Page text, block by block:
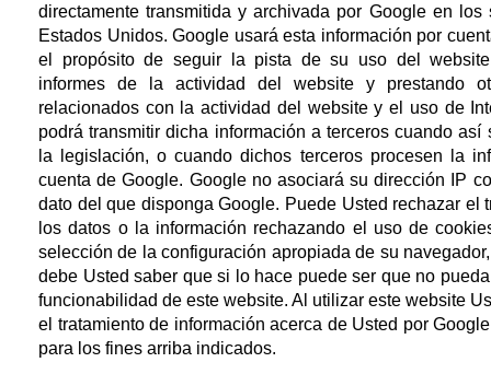
directamente transmitida y archivada por Google en los
Estados Unidos. Google usará esta información por
el propósito de seguir la pista de su uso del
informes de la actividad del website y prestando
relacionados con la actividad del website y el uso de
podrá transmitir dicha información a terceros cuando así
la legislación, o cuando dichos terceros procesen la
cuenta de Google. Google no asociará su dirección IP
dato del que disponga Google. Puede Usted rechazar el
los datos o la información rechazando el uso de
selección de la configuración apropiada de su
debe Usted saber que si lo hace puede ser que no
funcionabilidad de este website. Al utilizar este website
el tratamiento de información acerca de Usted por
para los fines arriba indicados.